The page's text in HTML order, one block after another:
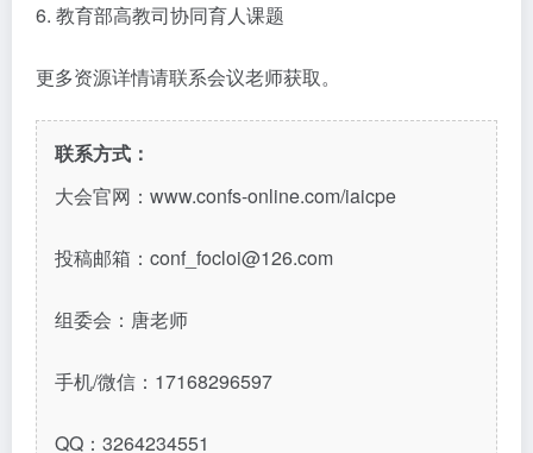
6. 教育部高教司协同育人课题
更多资源详情请联系会议老师获取。
联系方式：
大会官网：www.confs-online.com/iaicpe
投稿邮箱：conf_focloi@126.com
组委会：唐老师
手机/微信：17168296597
QQ：3264234551